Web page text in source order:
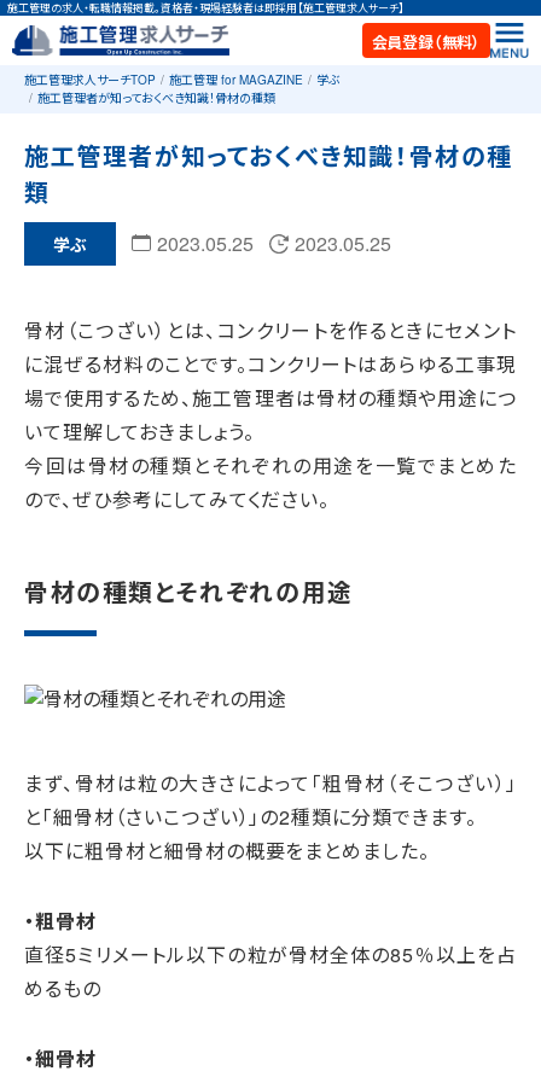
施工管理の求人・転職情報掲載。資格者・現場経験者は即採用【施工管理求人サーチ】
会員登録（無料）
施工管理求人サーチTOP 施工管理 for MAGAZINE
学ぶ
施工管理者が知っておくべき知識！骨材の種類
施工管理者が知っておくべき知識！骨材の種
類
学ぶ 2023.05.25 2023.05.25
骨材（こつざい）とは、コンクリートを作るときにセメント
に混ぜる材料のことです。コンクリートはあらゆる工事現
場で使用するため、施工管理者は骨材の種類や用途につ
いて理解しておきましょう。
今回は骨材の種類とそれぞれの用途を一覧でまとめた
ので、ぜひ参考にしてみてください。
骨材の種類とそれぞれの用途
まず、骨材は粒の大きさによって「粗骨材（そこつざい）」
と「細骨材（さいこつざい）」の2種類に分類できます。
以下に粗骨材と細骨材の概要をまとめました。
・粗骨材
直径5ミリメートル以下の粒が骨材全体の85％以上を占
めるもの
・細骨材